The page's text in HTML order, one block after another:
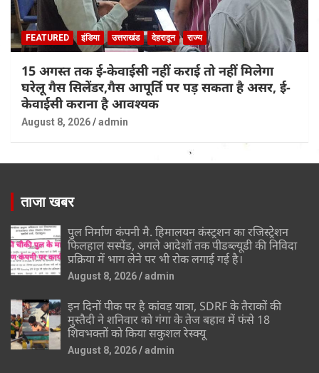
FEATURED इंडिया उत्तराखंड देहरादून राज्य
15 अगस्त तक ई-केवाईसी नहीं कराई तो नहीं मिलेगा
घरेलू गैस सिलेंडर,गैस आपूर्ति पर पड़ सकता है असर, ई-
केवाईसी कराना है आवश्यक
August 8, 2026 admin
ताजा खबर
पुल निर्माण कंपनी मै. हिमालयन कंस्ट्रशन का रजिस्ट्रेशन
फिलहाल सस्पेंड, अगले आदेशों तक पीडब्ल्यूडी की निविदा
प्रक्रिया में भाग लेने पर भी रोक लगाई गई है।
August 8, 2026 admin
इन दिनों पीक पर है कांवड़ यात्रा, SDRF के तैराकों की
मुस्तैदी ने शनिवार को गंगा के तेज बहाव में फंसे 18
शिवभक्तों को किया सकुशल रेस्क्यू
August 8, 2026 admin